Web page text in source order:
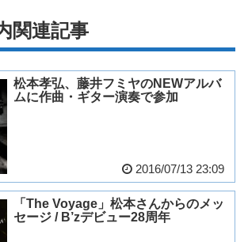
関連記事
松本孝弘、藤井フミヤのNEWアルバ
ムに作曲・ギター演奏で参加
2016/07/13 23:09
「The Voyage」松本さんからのメッ
セージ / B’zデビュー28周年